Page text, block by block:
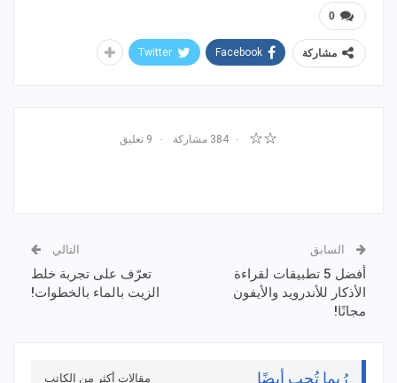
0
مشاركة Facebook
Twitter
☆☆ 384 مشاركة 9 تعليق
السابق
أفضل 5 تطبيقات لقراءة
الأذكار للأندرويد والأيفون
مجانًا!
التالي
تعرّف على تجربة خلط
الزيت بالماء بالخطوات!
رُبما تُحِب أيضًا مقالات أكثر من الكاتب